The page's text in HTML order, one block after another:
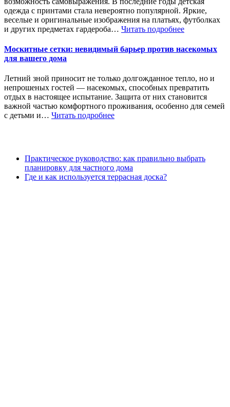
одежда с принтами стала невероятно популярной. Яркие,
веселые и оригинальные изображения на платьях, футболках
и других предметах гардероба… Читать подробнее
Москитные сетки: невидимый барьер против насекомых
для вашего дома
Летний зной приносит не только долгожданное тепло, но и
непрошеных гостей — насекомых, способных превратить
отдых в настоящее испытание. Защита от них становится
важной частью комфортного проживания, особенно для семей
с детьми и… Читать подробнее
Практическое руководство: как правильно выбрать
планировку для частного дома
Где и как используется террасная доска?